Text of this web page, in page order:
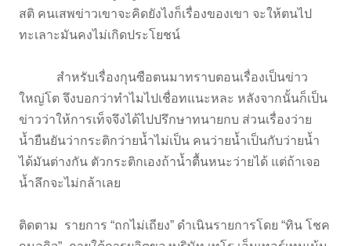
สติ คนเสพข่าวเขาจะคิดยังไงก็เรื่องของเขา จะให้ตนไป
ทะเลาะมันคงไม่เกิดประโยชน์
สำหรับเรื่องกุนซือตนมาทราบตอนเรื่องเป็นข่าว
ใหญ่โต จึงบอกว่าทำไมไปเชื่อทแนะหละ หลังจากนั้นก็เป็น
ข่าวว่าให้การเท็จจึงได้ไปปรึกษาทนายกบ ส่วนเรื่องว่าย
น้ำยืนยันว่ากระติกว่ายน้ำไม่เป็น คนว่ายน้ำเป็นกับว่ายน้ำ
ได้มันต่างกัน ตัวกระติกเองถ้าน้ำตื้นหนะว่ายได้ แต่ถ้าเจอ
น้ำลึกจะไม่กล้าเลย
ติดตาม รายการ “ถกไม่เถียง” ดำเนินรายการโดย “ทิน โชค